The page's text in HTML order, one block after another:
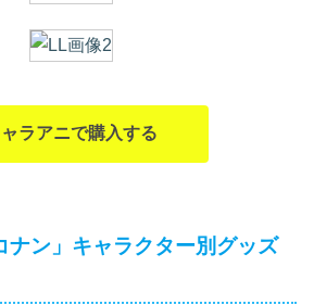
ラアニで購入する
ナン」キャラクター別グッズ